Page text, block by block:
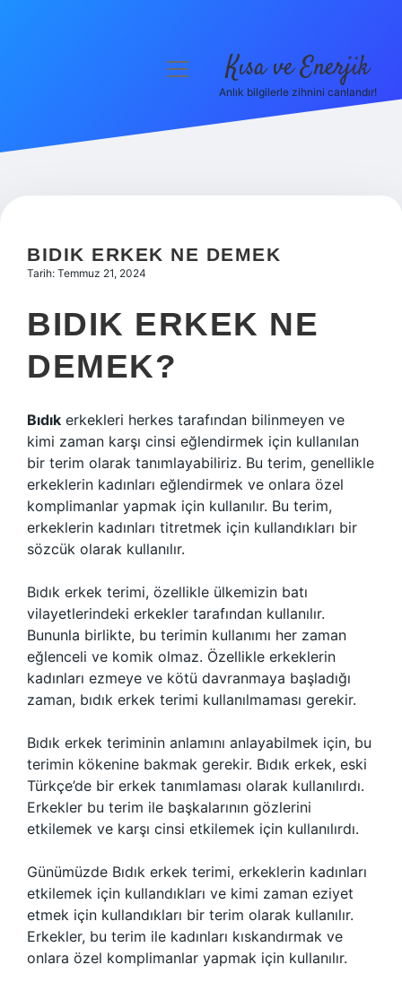
Hakkımızda
menüyü
Kısa ve Enerjik
Anlık bilgilerle zihnini canlandır!
BIDIK ERKEK NE DEMEK
Tarih: Temmuz 21, 2024
BIDIK ERKEK NE
DEMEK?
Bıdık erkekleri herkes tarafından bilinmeyen ve
kimi zaman karşı cinsi eğlendirmek için kullanılan
bir terim olarak tanımlayabiliriz. Bu terim, genellikle
erkeklerin kadınları eğlendirmek ve onlara özel
komplimanlar yapmak için kullanılır. Bu terim,
erkeklerin kadınları titretmek için kullandıkları bir
sözcük olarak kullanılır.
Bıdık erkek terimi, özellikle ülkemizin batı
vilayetlerindeki erkekler tarafından kullanılır.
Bununla birlikte, bu terimin kullanımı her zaman
eğlenceli ve komik olmaz. Özellikle erkeklerin
kadınları ezmeye ve kötü davranmaya başladığı
zaman, bıdık erkek terimi kullanılmaması gerekir.
Bıdık erkek teriminin anlamını anlayabilmek için, bu
terimin kökenine bakmak gerekir. Bıdık erkek, eski
Türkçe’de bir erkek tanımlaması olarak kullanılırdı.
Erkekler bu terim ile başkalarının gözlerini
etkilemek ve karşı cinsi etkilemek için kullanılırdı.
Günümüzde Bıdık erkek terimi, erkeklerin kadınları
etkilemek için kullandıkları ve kimi zaman eziyet
etmek için kullandıkları bir terim olarak kullanılır.
Erkekler, bu terim ile kadınları kıskandırmak ve
onlara özel komplimanlar yapmak için kullanılır.